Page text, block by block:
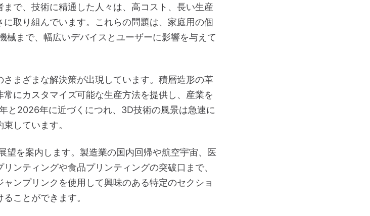
で、技術に精通した人々は、高コスト、長い生産
取り組んでいます。これらの問題は、家庭用の個
械まで、幅広いデバイスとユーザーに影響を与えて
まざまな解決策が出現しています。積層造形の革
にカスタマイズ可能な生産方法を提供し、産業を
と2026年に近づくにつれ、3D技術の風景は急速に
しています。
望を案内します。製造業の国内回帰や航空宇宙、医
ンティングや食品プリンティングの突破口まで、
ンプリンクを使用して興味のある特定のセクショ
ことができます。